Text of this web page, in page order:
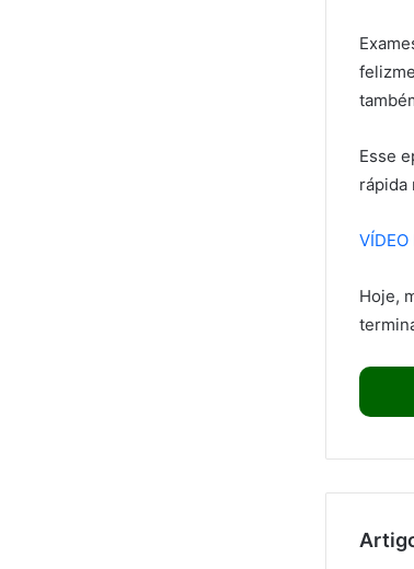
Esse
rápida
VÍDEO
Hoje,